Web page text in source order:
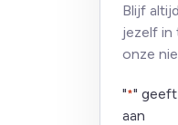
Blijf
jezelf in
onze
"*"
aan